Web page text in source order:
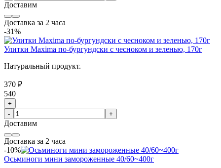
Доставим
Доставка за 2 часа
-31%
Улитки Maxima по-бургундски с чесноком и зеленью, 170г
Натуральный продукт.
370 ₽
540
+
-
+
Доставим
Доставка за 2 часа
-10%
Осьминоги мини замороженные 40/60~400г